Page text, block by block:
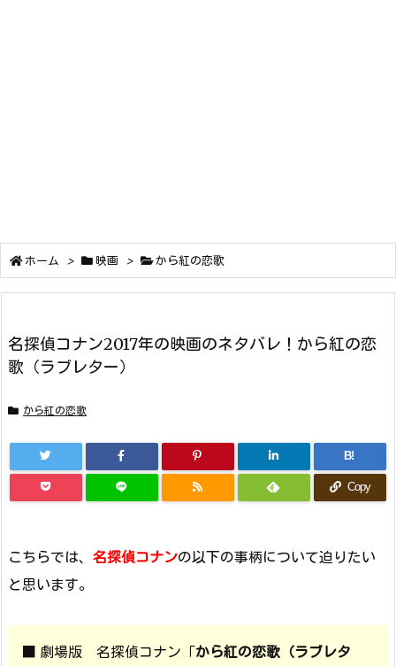
ホーム > 映画 > から紅の恋歌
名探偵コナン2017年の映画のネタバレ！から紅の恋
歌（ラブレター）
から紅の恋歌
B!
Copy
こちらでは、 名探偵コナンの以下の事柄について迫りたい
と思います。
■ 劇場版 名探偵コナン「から紅の恋歌（ラブレタ